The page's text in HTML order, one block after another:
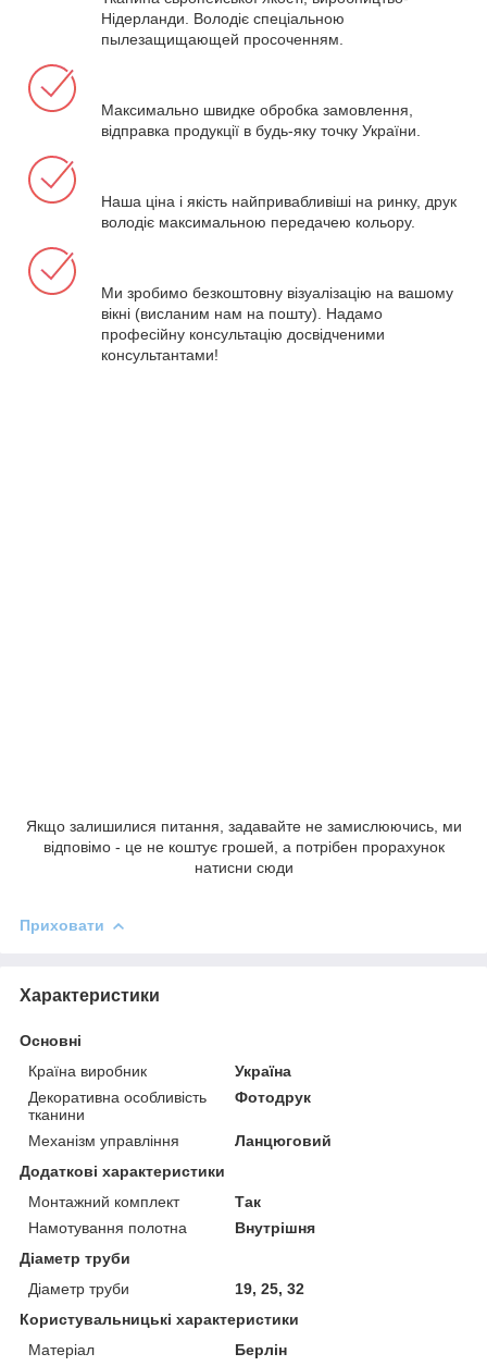
Нідерланди. Володіє спеціальною
пылезащищающей просоченням.
Максимально швидке обробка замовлення,
відправка продукції в будь-яку точку України.
Наша ціна і якість найпривабливіші на ринку, друк
володіє максимальною передачею кольору.
Ми зробимо безкоштовну візуалізацію на вашому
вікні (висланим нам на пошту). Надамо
професійну консультацію досвідченими
консультантами!
Якщо залишилися питання, задавайте не замислюючись, ми
відповімо - це не коштує грошей, а потрібен прорахунок
натисни сюди
Приховати
Характеристики
Основні
Країна виробник
Україна
Декоративна особливість
тканини
Фотодрук
Механізм управління
Ланцюговий
Додаткові характеристики
Монтажний комплект
Так
Намотування полотна
Внутрішня
Діаметр труби
Діаметр труби
19, 25, 32
Користувальницькі характеристики
Матеріал
Берлін